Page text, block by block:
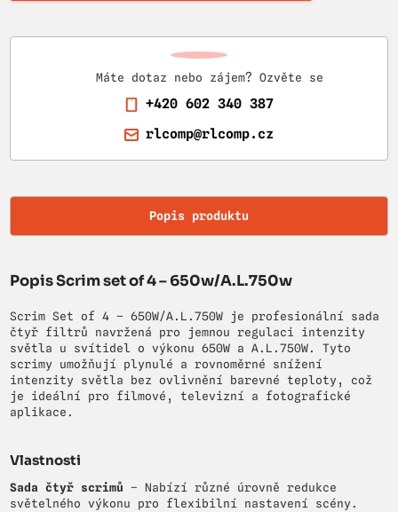
Máte dotaz nebo zájem? Ozvěte se
+420 602 340 387
rlcomp@rlcomp.cz
Popis produktu
Popis Scrim set of 4 – 650w/A.L.750w
Scrim Set of 4 – 650W/A.L.750W je profesionální sada
čtyř filtrů navržená pro jemnou regulaci intenzity
světla u svítidel o výkonu 650W a A.L.750W. Tyto
scrimy umožňují plynulé a rovnoměrné snížení
intenzity světla bez ovlivnění barevné teploty, což
je ideální pro filmové, televizní a fotografické
aplikace.
Vlastnosti
Sada čtyř scrimů – Nabízí různé úrovně redukce
světelného výkonu pro flexibilní nastavení scény.